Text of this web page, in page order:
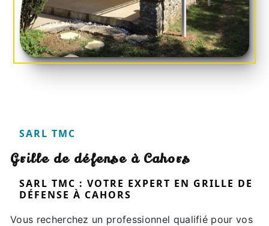
SARL TMC
grille de défense à Cahors
SARL TMC : VOTRE EXPERT EN GRILLE DE
DÉFENSE À CAHORS
Vous recherchez un professionnel qualifié pour vos